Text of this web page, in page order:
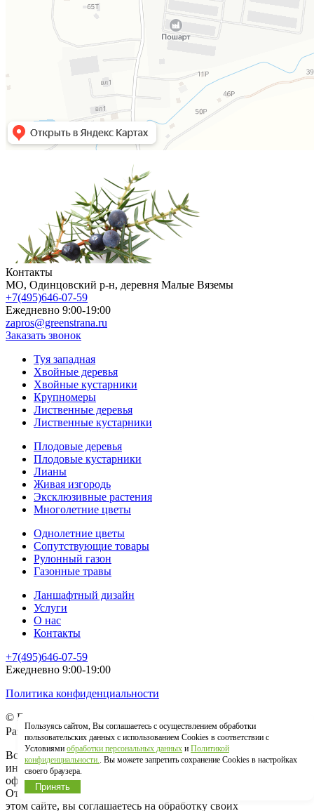
Контакты
МO, Одинцовский р-н, деревня Малые Вяземы
+7(495)646-07-59
Ежедневно 9:00-19:00
zapros@greenstrana.ru
Заказать звонок
Туя западная
Хвойные деревья
Хвойные кустарники
Крупномеры
Лиственные деревья
Лиственные кустарники
Плодовые деревья
Плодовые кустарники
Лианы
Живая изгородь
Эксклюзивные растения
Многолетние цветы
Однолетние цветы
Сопутствующие товары
Рулонный газон
Газонные травы
Ланшафтный дизайн
Услуги
О нас
Контакты
+7(495)646-07-59
Ежедневно 9:00-19:00
Политика конфиденциальности
© Гринстрана.ру 2026
Разработка сайта:
Вся информация, представленная на сайте, носит
информационный характер и ни в коем случае не является
офертой, определеннй положениями ст. 437 ГК РФ.
Отпрвыляя сведения через любую электронную форму на
этом сайте, вы соглашаетесь на обработку своих
Пользуясь сайтом, Вы соглашаетесь с осуществлением обработки
пользовательских данных с использованием Cookies в соответствии с
Условиями обработки персональных данных и Политикой
конфиденциальности.. Вы можете запретить сохранение Cookies в настройках
своего браузера.
Принять